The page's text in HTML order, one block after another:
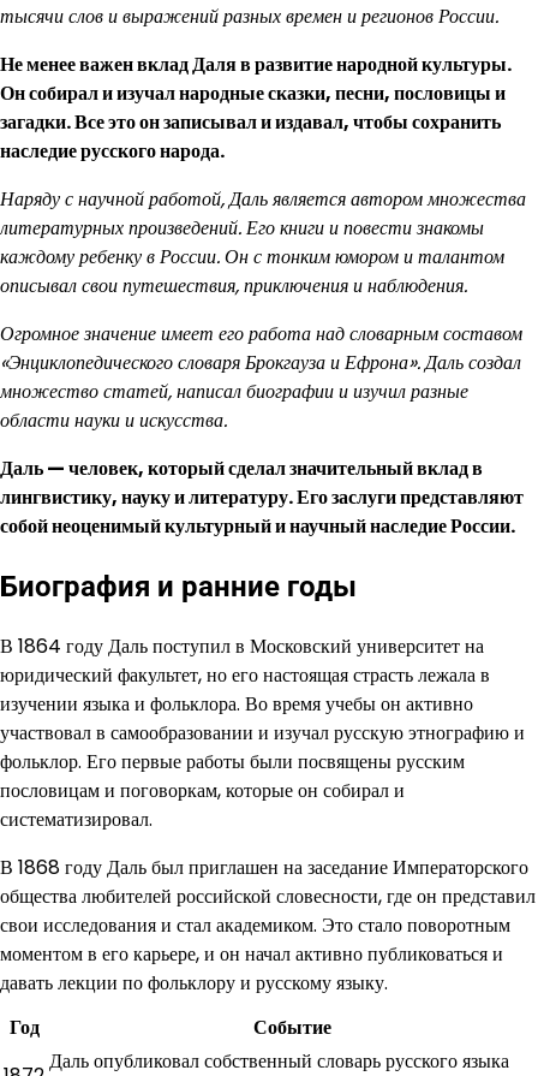
тысячи слов и выражений разных времен и регионов России.
Не менее важен вклад Даля в развитие народной культуры.
Он собирал и изучал народные сказки, песни, пословицы и
загадки. Все это он записывал и издавал, чтобы сохранить
наследие русского народа.
Наряду с научной работой, Даль является автором множества
литературных произведений. Его книги и повести знакомы
каждому ребенку в России. Он с тонким юмором и талантом
описывал свои путешествия, приключения и наблюдения.
Огромное значение имеет его работа над словарным составом
«Энциклопедического словаря Брокгауза и Ефрона». Даль создал
множество статей, написал биографии и изучил разные
области науки и искусства.
Даль — человек, который сделал значительный вклад в
лингвистику, науку и литературу. Его заслуги представляют
собой неоценимый культурный и научный наследие России.
Биография и ранние годы
В 1864 году Даль поступил в Московский университет на
юридический факультет, но его настоящая страсть лежала в
изучении языка и фольклора. Во время учебы он активно
участвовал в самообразовании и изучал русскую этнографию и
фольклор. Его первые работы были посвящены русским
пословицам и поговоркам, которые он собирал и
систематизировал.
В 1868 году Даль был приглашен на заседание Императорского
общества любителей российской словесности, где он представил
свои исследования и стал академиком. Это стало поворотным
моментом в его карьере, и он начал активно публиковаться и
давать лекции по фольклору и русскому языку.
Год
Событие
Даль опубликовал собственный словарь русского языка